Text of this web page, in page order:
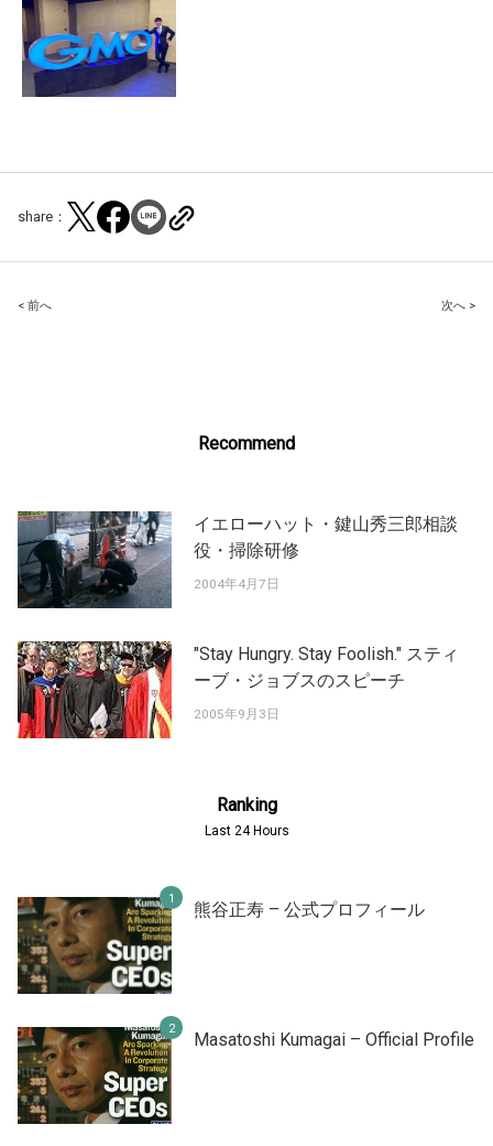
share：
Post
< 前へ 次へ >
Recommend
イエローハット・鍵山秀三郎相談
役・掃除研修
2004年4月7日
"Stay Hungry. Stay Foolish." スティ
ーブ・ジョブスのスピーチ
2005年9月3日
Ranking
Last 24 Hours
熊谷正寿 – 公式プロフィール
Masatoshi Kumagai – Official Profile